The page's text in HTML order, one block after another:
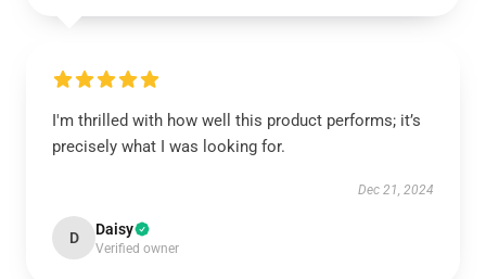
I'm thrilled with how well this product performs; it’s
precisely what I was looking for.
Dec 21, 2024
D Daisy
Verified owner